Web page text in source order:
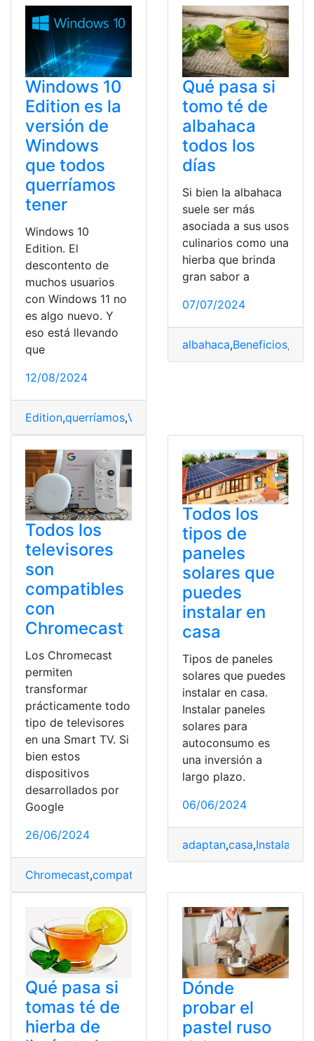
Windows 10
Edition es la
versión de
Windows
que todos
querríamos
tener
Windows 10
Edition. El
descontento de
muchos usuarios
con Windows 11 no
es algo nuevo. Y
eso está llevando
que
12/08/2024
Edition,querríamos,Versión
Qué pasa si
tomo té de
albahaca
todos los
días
Si bien la albahaca
suele ser más
asociada a sus usos
culinarios como una
hierba que brinda
gran sabor a
07/07/2024
albahaca,Beneficios,
Todos los
televisores
son
compatibles
con
Chromecast
Los Chromecast
permiten
transformar
prácticamente todo
tipo de televisores
en una Smart TV. Si
bien estos
dispositivos
desarrollados por
Google
26/06/2024
Chromecast,compatibles
Todos los
tipos de
paneles
solares que
puedes
instalar en
casa
Tipos de paneles
solares que puedes
instalar en casa.
Instalar paneles
solares para
autoconsumo es
una inversión a
largo plazo.
06/06/2024
adaptan,casa,Instalar
Qué pasa si
tomas té de
hierba de
Dónde
probar el
pastel ruso